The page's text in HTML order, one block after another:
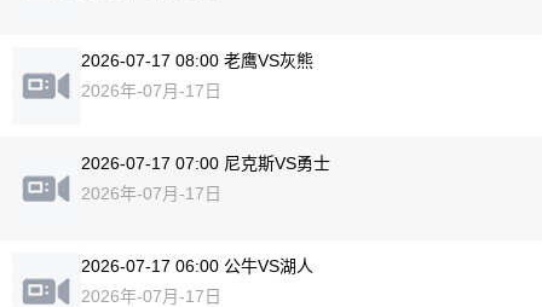
2026-07-17 08:00 老鹰VS灰熊
2026年-07月-17日
2026-07-17 07:00 尼克斯VS勇士
2026年-07月-17日
2026-07-17 06:00 公牛VS湖人
2026年-07月-17日